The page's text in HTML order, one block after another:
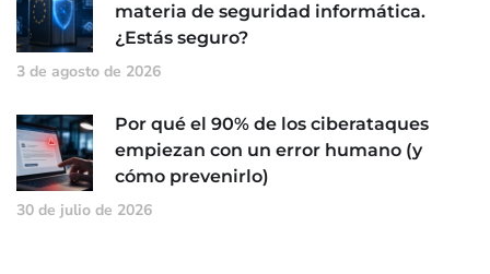
materia de seguridad informática.
¿Estás seguro?
3 de agosto de 2026
Por qué el 90% de los ciberataques
empiezan con un error humano (y
cómo prevenirlo)
30 de julio de 2026